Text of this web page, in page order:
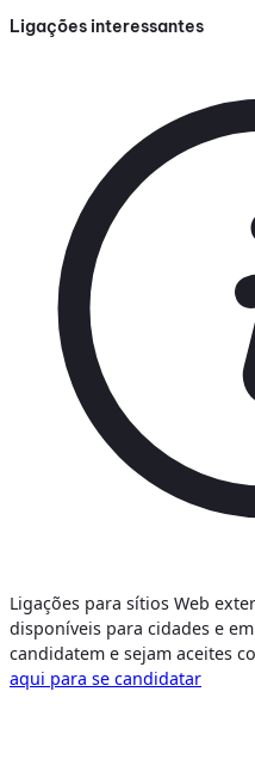
Ligações interessantes
Ligações para sítios Web
disponíveis para cidades e
candidatem e sejam aceites
aqui para se candidatar